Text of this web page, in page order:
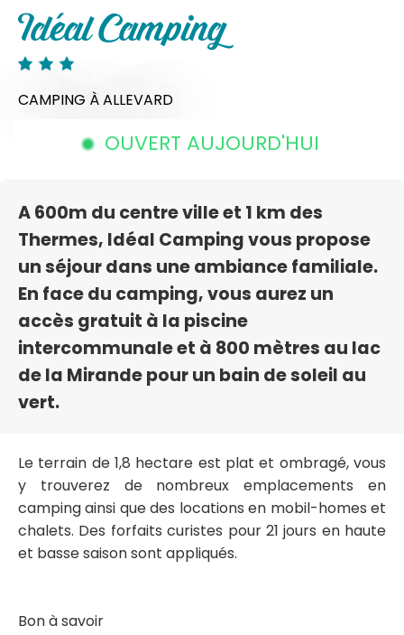
Idéal Camping
CAMPING À ALLEVARD
OUVERT AUJOURD'HUI
A 600m du centre ville et 1 km des
Thermes, Idéal Camping vous propose
un séjour dans une ambiance familiale.
En face du camping, vous aurez un
accès gratuit à la piscine
intercommunale et à 800 mètres au lac
de la Mirande pour un bain de soleil au
vert.
Le terrain de 1,8 hectare est plat et ombragé, vous
y trouverez de nombreux emplacements en
camping ainsi que des locations en mobil-homes et
chalets. Des forfaits curistes pour 21 jours en haute
et basse saison sont appliqués.
Bon à savoir